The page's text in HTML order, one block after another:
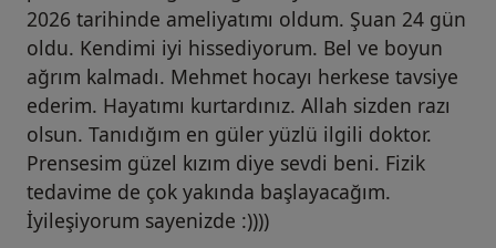
2026 tarihinde ameliyatımı oldum. Şuan 24 gün
oldu. Kendimi iyi hissediyorum. Bel ve boyun
ağrım kalmadı. Mehmet hocayı herkese tavsiye
ederim. Hayatımı kurtardınız. Allah sizden razı
olsun. Tanıdığım en güler yüzlü ilgili doktor.
Prensesim güzel kızım diye sevdi beni. Fizik
tedavime de çok yakında başlayacağım.
İyileşiyorum sayenizde :))))